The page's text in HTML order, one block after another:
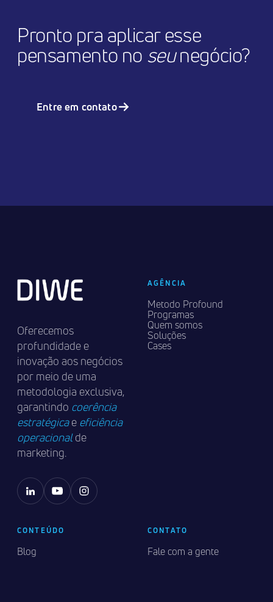
Pronto pra aplicar esse
pensamento no seunegócio?
Entre em contato
Oferecemos
profundidade e
inovação aos negócios
por meio de uma
metodologia exclusiva,
garantindo coerência
estratégicae eficiência
operacionalde
marketing.
AGÊNCIA
Metodo Profound
Programas
Quem somos
Soluções
Cases
CONTEÚDO
Blog
CONTATO
Fale com a gente